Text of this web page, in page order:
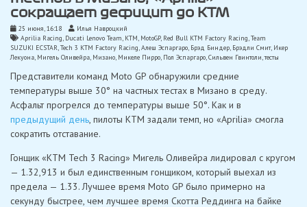
сокращает дефицит до KTM
25 июня, 16:18
Илья Навроцкий
Aprilia Racing, Ducati Lenovo Team, KTM, MotoGP, Red Bull KTM Factory Racing,Team
SUZUKI ECSTAR,Tech 3 KTM Factory Racing,Алеш Эспаргаро, Брэд Биндер, Брэдли Смит, Икер
Лекуона, Мигель Оливейра, Мизано, Микеле Пирро, Пол Эспаргаро,Сильвен Гвинтоли,тесты
Представители команд Moto GP обнаружили средние
температуры выше 30° на частных тестах в Мизано в среду.
Асфальт прогрелся до температуры выше 50°. Как и в
предыдущий день, пилоты KTM задали темп, но «Aprilia» смогла
сократить отставание.
Гонщик «KTM Tech 3 Racing» Мигель Оливейра лидировал с кругом
— 1.32,913 и был единственным гонщиком, который выехал из
предела — 1.33. Лучшее время Moto GP было примерно на
секунду быстрее, чем лучшее время Скотта Реддинга на байке